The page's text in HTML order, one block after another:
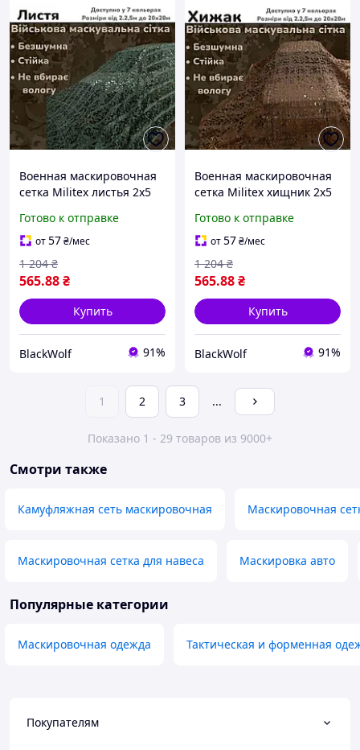
Военная маскировочная
сетка Militex листья 2х5
Готово к отправке
от57₴/мес
565.88₴
1 204 ₴
Купить
BlackWolf 91%
Военная маскировочная
сетка Militex хищник 2х5
Готово к отправке
от57₴/мес
565.88₴
1 204 ₴
Купить
BlackWolf 91%
1 2 3 ...
Показано 1 - 29 товаров из 9000+
Смотри также
Камуфляжная сеть маскировочная Маскировочная
Маскировочная сетка для навеса Маскировка авто
Популярные категории
Маскировочная одежда Тактическая и форменная
Покупателям